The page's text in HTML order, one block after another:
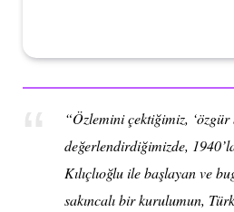
“Özlemini çektiğimiz, ‘özgür
değerlendirdiğimizde, 19
Kılıçlıoğlu ile başlayan ve
sakıncalı bir kurulumun,